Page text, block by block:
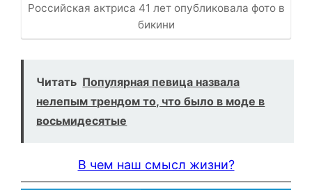
Российская актриса 41 лет опубликовала фото в
бикини
Читать Популярная певица назвала
нелепым трендом то, что было в моде в
восьмидесятые
В чем наш смысл жизни?